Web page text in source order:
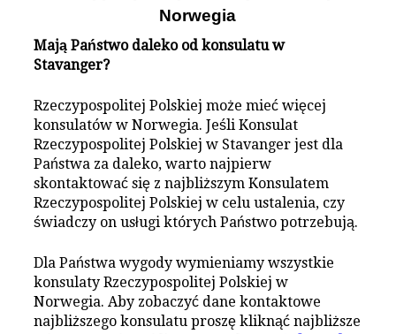
Norwegia
Mają Państwo daleko od konsulatu w
Stavanger?
Rzeczypospolitej Polskiej może mieć więcej
konsulatów w Norwegia. Jeśli Konsulat
Rzeczypospolitej Polskiej w Stavanger jest dla
Państwa za daleko, warto najpierw
skontaktować się z najbliższym Konsulatem
Rzeczypospolitej Polskiej w celu ustalenia, czy
świadczy on usługi których Państwo potrzebują.
Dla Państwa wygody wymieniamy wszystkie
konsulaty Rzeczypospolitej Polskiej w
Norwegia. Aby zobaczyć dane kontaktowe
najbliższego konsulatu proszę kliknąć najbliższe